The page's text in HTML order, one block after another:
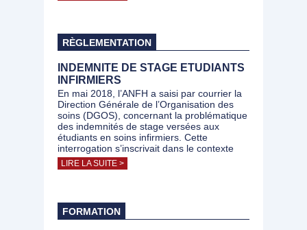
RÈGLEMENTATION
INDEMNITE DE STAGE ETUDIANTS
INFIRMIERS
En mai 2018, l’ANFH a saisi par courrier la
Direction Générale de l’Organisation des
soins (DGOS), concernant la problématique
des indemnités de stage versées aux
étudiants en soins infirmiers. Cette
interrogation s’inscrivait dans le contexte
LIRE LA SUITE >
FORMATION